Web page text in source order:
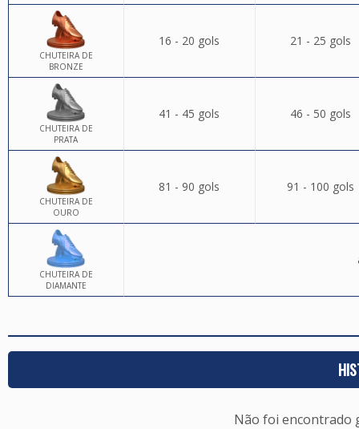
CHUTEIRA DE
BRONZE
16 - 20 gols 21 - 25 gols
CHUTEIRA DE
PRATA
41 - 45 gols 46 - 50 gols
CHUTEIRA DE
OURO
81 - 90 gols 91 - 100 gols
CHUTEIRA DE
DIAMANTE
Não foi encontrado